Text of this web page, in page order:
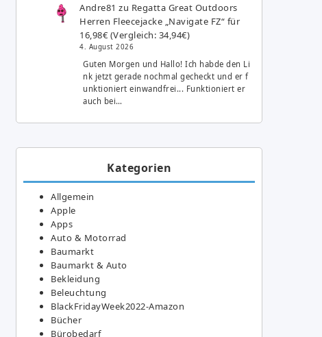
Andre81 zu Regatta Great Outdoors
Herren Fleecejacke „Navigate FZ“ für
16,98€ (Vergleich: 34,94€)
4. August 2026
Guten Morgen und Hallo! Ich habde den Li
nk jetzt gerade nochmal gecheckt und er f
unktioniert einwandfrei... Funktioniert er
auch bei…
Kategorien
Allgemein
Apple
Apps
Auto & Motorrad
Baumarkt
Baumarkt & Auto
Bekleidung
Beleuchtung
BlackFridayWeek2022-Amazon
Bücher
Bürobedarf